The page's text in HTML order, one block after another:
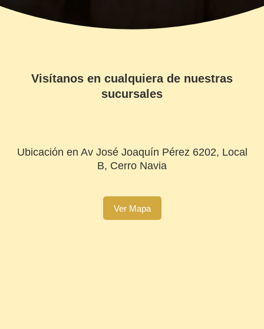
Visítanos en cualquiera de nuestras
sucursales
Ubicación en Av José Joaquín Pérez 6202, Local
B, Cerro Navia
Ver Mapa